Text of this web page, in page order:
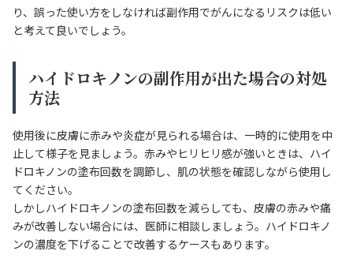
り、誤った使い方をしなければ副作用でがんになるリスクは低い
と考えて良いでしょう。
ハイドロキノンの副作用が出た場合の対処
方法
使用後に皮膚に赤みや炎症が見られる場合は、一時的に使用を中
止して様子を見ましょう。赤みやヒリヒリ感が強いときは、ハイ
ドロキノンの塗布回数を調節し、肌の状態を確認しながら使用し
てください。
しかしハイドロキノンの塗布回数を減らしても、皮膚の赤みや痛
みが改善しない場合には、医師に相談しましょう。ハイドロキノ
ンの濃度を下げることで改善するケースもあります。